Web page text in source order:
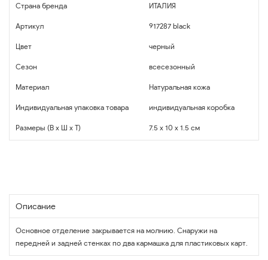
Страна бренда ИТАЛИЯ
Артикул 917287 black
Цвет черный
Сезон всесезонный
Материал Натуральная кожа
Индивидуальная упаковка товара индивидуальная коробка
Размеры (В x Ш x Т) 7.5 x 10 x 1.5 см
Описание
Основное отделение закрывается на молнию. Снаружи на
передней и задней стенках по два кармашка для пластиковых карт.